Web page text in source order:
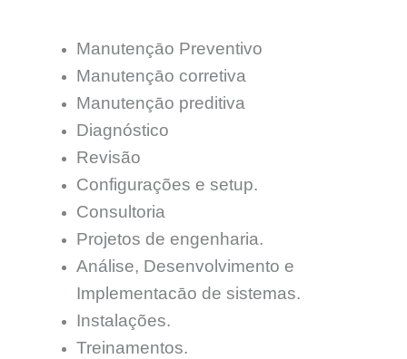
Manutençāo Preventivo
Manutençāo corretiva
Manutençāo preditiva
Diagnóstico
Revisão
Configurações e setup.
Consultoria
Projetos de engenharia.
Análise, Desenvolvimento e
Implementacāo de sistemas.
Instalações.
Treinamentos.